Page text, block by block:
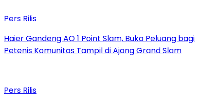
Pers Rilis
Haier Gandeng AO 1 Point Slam, Buka Peluang bagi
Petenis Komunitas Tampil di Ajang Grand Slam
Pers Rilis